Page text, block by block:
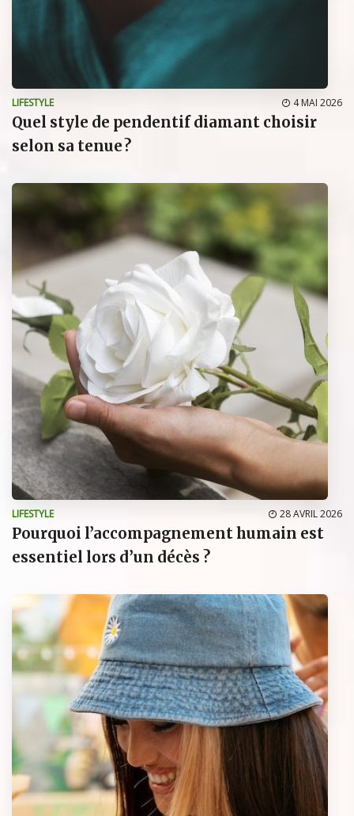
LIFESTYLE 4 MAI 2026
Quel style de pendentif diamant choisir
selon sa tenue ?
LIFESTYLE 28 AVRIL 2026
Pourquoi l’accompagnement humain est
essentiel lors d’un décès ?